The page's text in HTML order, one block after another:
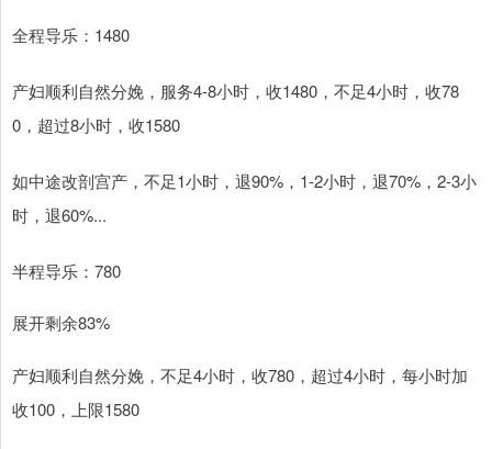
全程导乐：1480
产妇顺利自然分娩，服务4-8小时，收1480，不足4小时，收78
0，超过8小时，收1580
如中途改剖宫产，不足1小时，退90%，1-2小时，退70%，2-3小
时，退60%...
半程导乐：780
展开剩余83%
产妇顺利自然分娩，不足4小时，收780，超过4小时，每小时加
收100，上限1580